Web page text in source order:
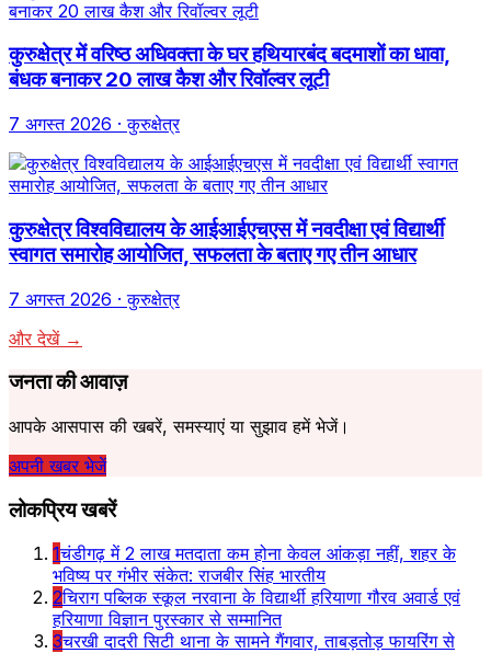
कुरुक्षेत्र में वरिष्ठ अधिवक्ता के घर हथियारबंद बदमाशों का धावा,
बंधक बनाकर 20 लाख कैश और रिवॉल्वर लूटी
7 अगस्त 2026 · कुरुक्षेत्र
कुरुक्षेत्र विश्वविद्यालय के आईआईएचएस में नवदीक्षा एवं विद्यार्थी
स्वागत समारोह आयोजित, सफलता के बताए गए तीन आधार
7 अगस्त 2026 · कुरुक्षेत्र
और देखें →
जनता की आवाज़
आपके आसपास की खबरें, समस्याएं या सुझाव हमें भेजें।
अपनी खबर भेजें
लोकप्रिय खबरें
1चंडीगढ़ में 2 लाख मतदाता कम होना केवल आंकड़ा नहीं, शहर के
भविष्य पर गंभीर संकेत: राजबीर सिंह भारतीय
2चिराग पब्लिक स्कूल नरवाना के विद्यार्थी हरियाणा गौरव अवार्ड एवं
हरियाणा विज्ञान पुरस्कार से सम्मानित
3चरखी दादरी सिटी थाना के सामने गैंगवार, ताबड़तोड़ फायरिंग से